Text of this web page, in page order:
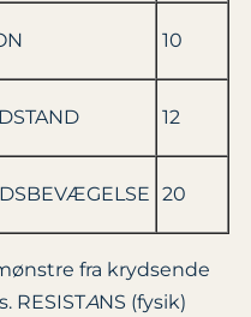
10
12
20
fra krydsende
RESISTANS (fysik)